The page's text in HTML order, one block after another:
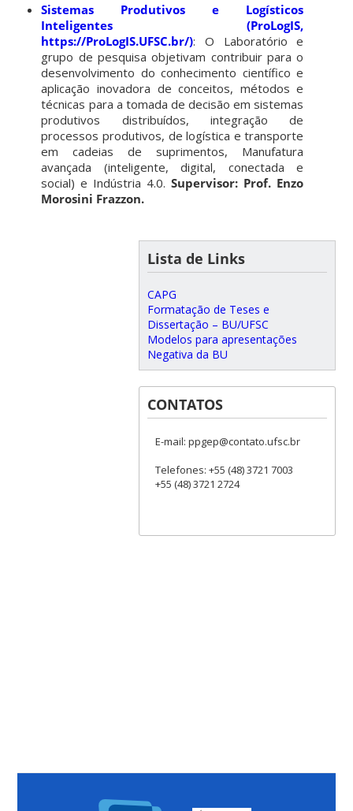
Sistemas Produtivos e Logísticos
Inteligentes (ProLogIS,
https://ProLogIS.UFSC.br/): O Laboratório e
grupo de pesquisa objetivam contribuir para o
desenvolvimento do conhecimento científico e
aplicação inovadora de conceitos, métodos e
técnicas para a tomada de decisão em sistemas
produtivos distribuídos, integração de
processos produtivos, de logística e transporte
em cadeias de suprimentos, Manufatura
avançada (inteligente, digital, conectada e
social) e Indústria 4.0.Supervisor: Prof. Enzo
Morosini Frazzon.
Lista de Links
CAPG
Formatação de Teses e
Dissertação – BU/UFSC
Modelos para apresentações
Negativa da BU
CONTATOS
E-mail: ppgep@contato.ufsc.br
Telefones: +55 (48) 3721 7003
+55 (48) 3721 2724